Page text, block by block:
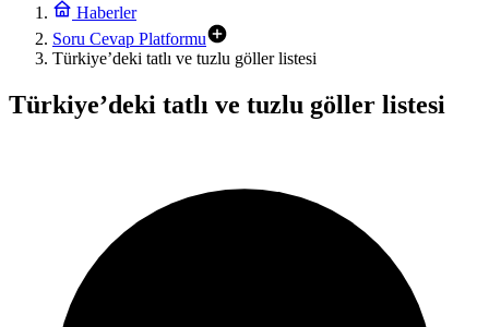
Haberler
Soru Cevap Platformu
Türkiye’deki tatlı ve tuzlu göller listesi
Türkiye’deki tatlı ve tuzlu göller listesi